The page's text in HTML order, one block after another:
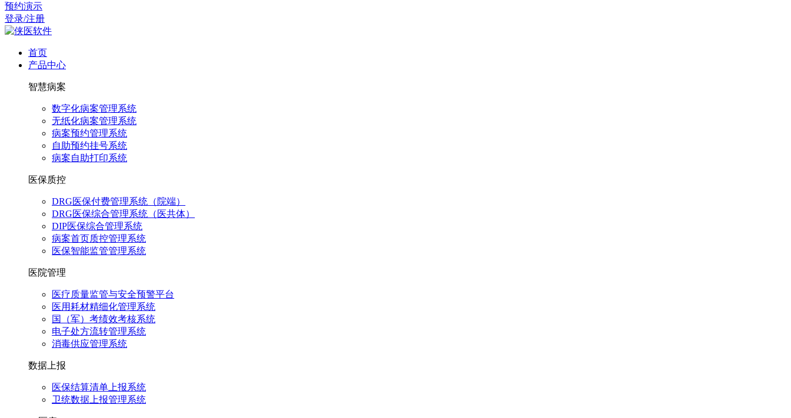
预约演示
登录/注册
首页
产品中心
智慧病案
数字化病案管理系统
无纸化病案管理系统
病案预约管理系统
自助预约挂号系统
病案自助打印系统
医保质控
DRG医保付费管理系统（院端）
DRG医保综合管理系统（医共体）
DIP医保综合管理系统
病案首页质控管理系统
医保智能监管管理系统
医院管理
医疗质量监管与安全预警平台
医用耗材精细化管理系统
国（军）考绩效考核系统
电子处方流转管理系统
消毒供应管理系统
数据上报
医保结算清单上报系统
卫统数据上报管理系统